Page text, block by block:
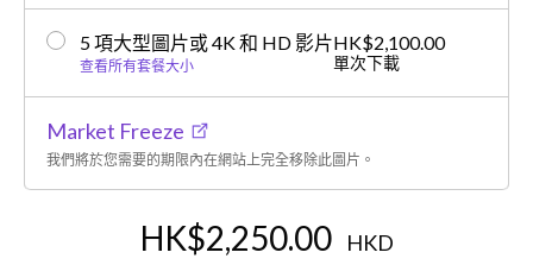
5 項大型圖片或 4K 和 HD 影片
查看所有套餐大小
HK$2,100.00
單次下載
Market Freeze
我們將於您需要的期限內在網站上完全移除此圖片。
HK$2,250.00 HKD